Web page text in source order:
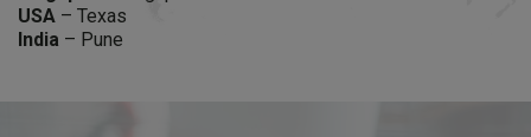
USA – Texas
India – Pune
3 2
3
0 0